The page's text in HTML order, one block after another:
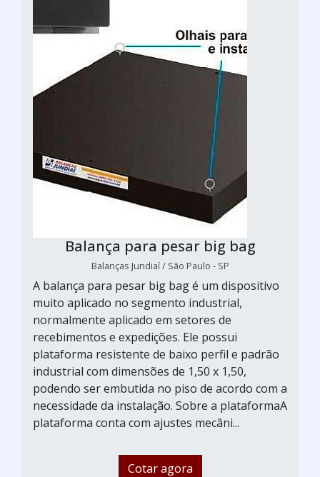
Balança para pesar big bag
Balanças Jundiaí / São Paulo - SP
A balança para pesar big bag é um dispositivo
muito aplicado no segmento industrial,
normalmente aplicado em setores de
recebimentos e expedições. Ele possui
plataforma resistente de baixo perfil e padrão
industrial com dimensões de 1,50 x 1,50,
podendo ser embutida no piso de acordo com a
necessidade da instalação. Sobre a plataformaA
plataforma conta com ajustes mecâni...
Cotar agora